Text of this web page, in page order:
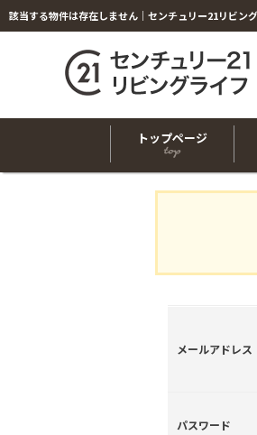
該当する物件は存在しません｜センチュリー21リビン
トップページ
メールアドレス
パスワード